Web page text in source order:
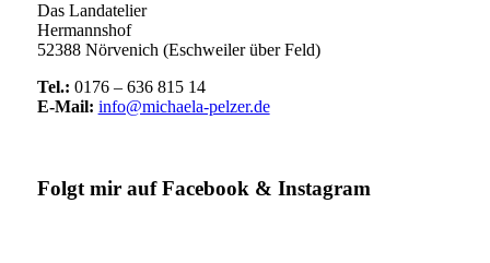
Das Landatelier
Hermannshof
52388 Nörvenich (Eschweiler über Feld)
Tel.: 0176 – 636 815 14
E-Mail: info@michaela-pelzer.de
Folgt mir auf Facebook & Instagram